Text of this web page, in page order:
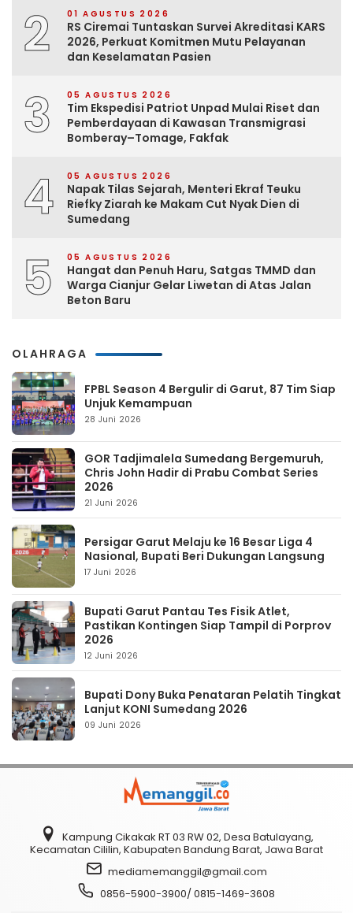
2 01 AGUSTUS 2026
RS Ciremai Tuntaskan Survei Akreditasi KARS
2026, Perkuat Komitmen Mutu Pelayanan
dan Keselamatan Pasien
3 05 AGUSTUS 2026
Tim Ekspedisi Patriot Unpad Mulai Riset dan
Pemberdayaan di Kawasan Transmigrasi
Bomberay–Tomage, Fakfak
4 05 AGUSTUS 2026
Napak Tilas Sejarah, Menteri Ekraf Teuku
Riefky Ziarah ke Makam Cut Nyak Dien di
Sumedang
5 05 AGUSTUS 2026
Hangat dan Penuh Haru, Satgas TMMD dan
Warga Cianjur Gelar Liwetan di Atas Jalan
Beton Baru
OLAHRAGA
FPBL Season 4 Bergulir di Garut, 87 Tim Siap
Unjuk Kemampuan
28 Juni 2026
GOR Tadjimalela Sumedang Bergemuruh,
Chris John Hadir di Prabu Combat Series
2026
21 Juni 2026
Persigar Garut Melaju ke 16 Besar Liga 4
Nasional, Bupati Beri Dukungan Langsung
17 Juni 2026
Bupati Garut Pantau Tes Fisik Atlet,
Pastikan Kontingen Siap Tampil di Porprov
2026
12 Juni 2026
Bupati Dony Buka Penataran Pelatih Tingkat
Lanjut KONI Sumedang 2026
09 Juni 2026
Kampung Cikakak RT 03 RW 02, Desa Batulayang,
Kecamatan Cililin, Kabupaten Bandung Barat, Jawa Barat
mediamemanggil@gmail.com
0856-5900-3900/ 0815-1469-3608